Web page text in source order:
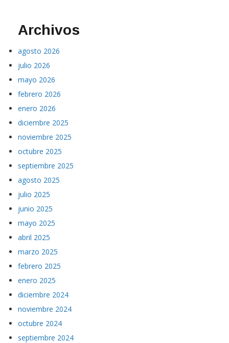
Archivos
agosto 2026
julio 2026
mayo 2026
febrero 2026
enero 2026
diciembre 2025
noviembre 2025
octubre 2025
septiembre 2025
agosto 2025
julio 2025
junio 2025
mayo 2025
abril 2025
marzo 2025
febrero 2025
enero 2025
diciembre 2024
noviembre 2024
octubre 2024
septiembre 2024